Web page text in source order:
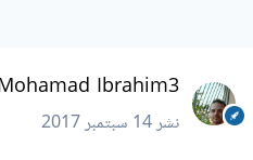
Mohamad Ibrahim3
نشر14 سبتمبر 2017